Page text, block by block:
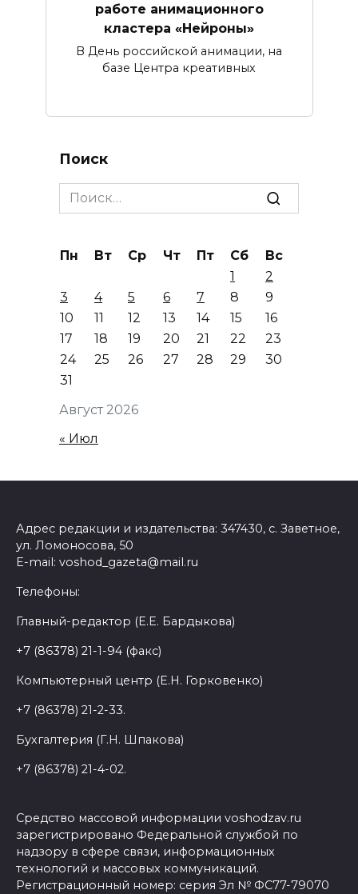
работе анимационного
кластера «Нейроны»
В День российской анимации, на
базе Центра креативных
Поиск
Search
for:
Август 2026
Пн Вт Ср Чт Пт Сб
Вс
1
2
3
4 5 6 7 8
9
10
11 12 13 14 15
16
17
18 19 20 21 22
23
24
25 26 27 28 29
30
31
« Июл
Адрес редакции и издательства: 347430, с. Заветное,
ул. Ломоносова, 50
E-mail: voshod_gazeta@mail.ru
Телефоны:
Главный-редактор (Е.Е. Бардыкова)
+7 (86378) 21-1-94 (факс)
Компьютерный центр (Е.Н. Горковенко)
+7 (86378) 21-2-33.
Бухгалтерия (Г.Н. Шпакова)
+7 (86378) 21-4-02.
Средство массовой информации voshodzav.ru
зарегистрировано Федеральной службой по
надзору в сфере связи, информационных
технологий и массовых коммуникаций.
Регистрационный номер: серия Эл № ФС77-79070